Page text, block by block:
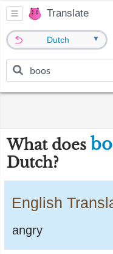
Translate
Dutch ▼
What does
Dutch?
English
angry